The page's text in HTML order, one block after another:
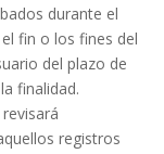
durante el
fin o los fines del
del plazo de
finalidad.
registros